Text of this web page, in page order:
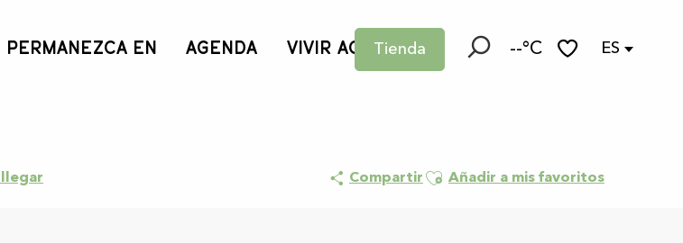
Tienda --°C ES
PERMANEZCA EN AGENDA VIVIR AQUÍ
llegar Compartir Ajouter aux favoris
Añadir a mis favoritos